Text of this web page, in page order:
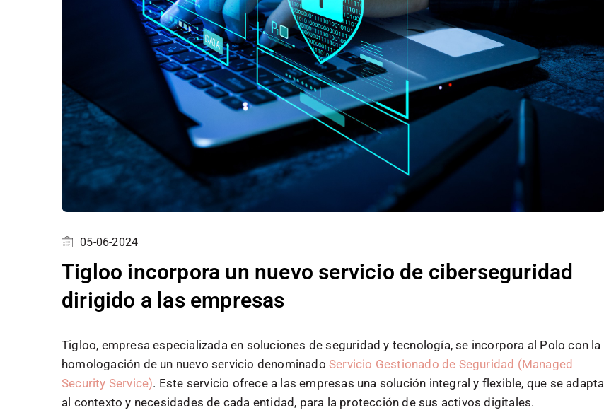
05-06-2024
Tigloo incorpora un nuevo servicio de ciberseguridad
dirigido a las empresas
Tigloo, empresa especializada en soluciones de seguridad y tecnología, se incorpora al Polo con la
homologación de un nuevo servicio denominadoServicio Gestionado de Seguridad (Managed
Security Service). Este servicio ofrece a las empresas una solución integral y flexible, que se adapta
al contexto y necesidades de cada entidad, para la protección de sus activos digitales.